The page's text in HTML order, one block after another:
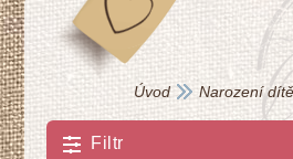
Úvod Narození
Filtr